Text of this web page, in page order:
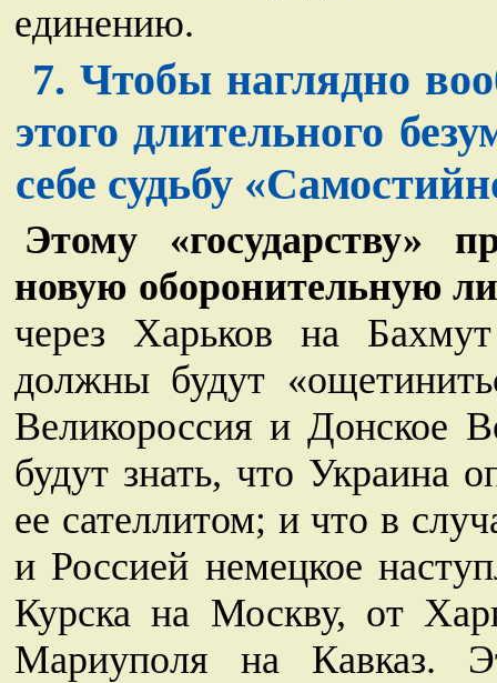
единению.
7. Чтобы наглядно
этого длительного
себе судьбу
Этому «государству»
новую оборонительную
через Харьков на
должны будут
Великороссия и Донское
будут знать, что Украина
ее сателлитом; и что в
и Россией немецкое
Курска на Москву, от
Мариуполя на Кавказ.